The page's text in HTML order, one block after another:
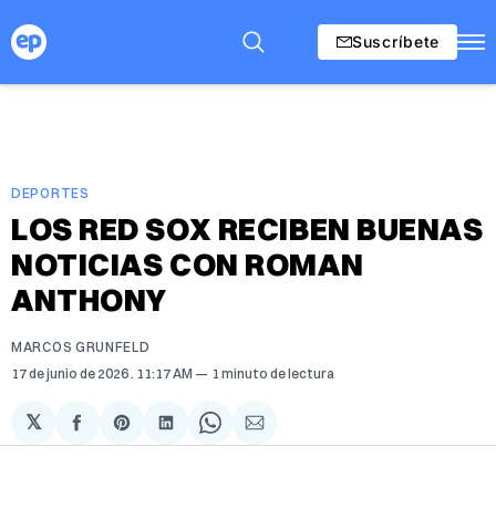
Suscríbete
DEPORTES
LOS RED SOX RECIBEN BUENAS
NOTICIAS CON ROMAN
ANTHONY
MARCOS GRUNFELD
17 de junio de 2026 . 11:17 AM 1 minuto de lectura
𝕏
Compartir
en
Share
on
Compartir
en
Share
on
Compartir
via